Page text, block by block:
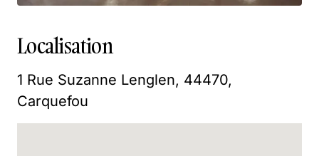
Localisation
1 Rue Suzanne Lenglen, 44470,
Carquefou